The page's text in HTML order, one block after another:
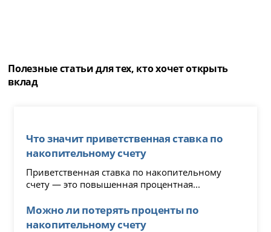
Полезные статьи для тех, кто хочет открыть
вклад
Что значит приветственная ставка по
накопительному счету
Приветственная ставка по накопительному
счету — это повышенная процентная...
Можно ли потерять проценты по
накопительному счету